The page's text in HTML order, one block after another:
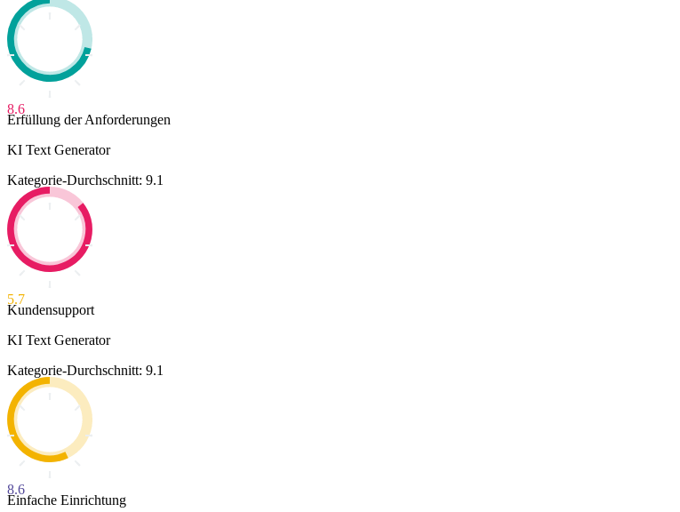
8.6
Erfüllung der Anforderungen
KI Text Generator
Kategorie-Durchschnitt: 9.1
5.7
Kundensupport
KI Text Generator
Kategorie-Durchschnitt: 9.1
8.6
Einfache Einrichtung